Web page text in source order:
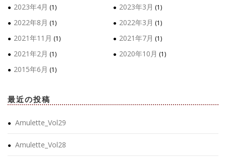
2023年4月 (1) 2023年3月 (1)
2022年8月 (1) 2022年3月 (1)
2021年11月 (1) 2021年7月 (1)
2021年2月 (1) 2020年10月 (1)
2015年6月 (1)
最近の投稿
Amulette_Vol29
Amulette_Vol28